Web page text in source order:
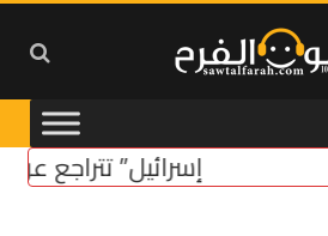
“إسرائيل” تتراجع عن